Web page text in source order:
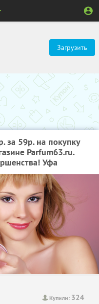
Загрузить
за 59р. на покупку
Parfum63.ru.
Уфа
Купили: 324